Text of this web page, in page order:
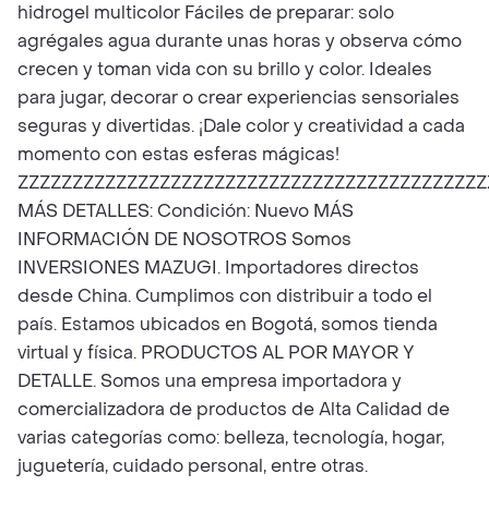
hidrogel multicolor Fáciles de preparar: solo
agrégales agua durante unas horas y observa cómo
crecen y toman vida con su brillo y color. Ideales
para jugar, decorar o crear experiencias sensoriales
seguras y divertidas. ¡Dale color y creatividad a cada
momento con estas esferas mágicas!
MÁS DETALLES: Condición: Nuevo MÁS
INFORMACIÓN DE NOSOTROS Somos
INVERSIONES MAZUGI. Importadores directos
desde China. Cumplimos con distribuir a todo el
país. Estamos ubicados en Bogotá, somos tienda
virtual y física. PRODUCTOS AL POR MAYOR Y
DETALLE. Somos una empresa importadora y
comercializadora de productos de Alta Calidad de
varias categorías como: belleza, tecnología, hogar,
juguetería, cuidado personal, entre otras.